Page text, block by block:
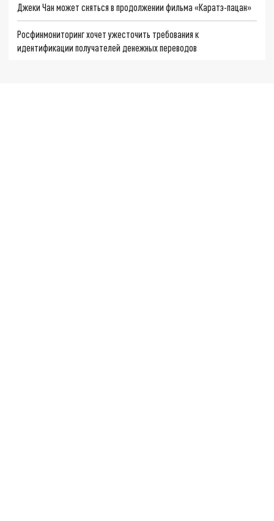
Джеки Чан может сняться в продолжении фильма «Каратэ-пацан»
Росфинмониторинг хочет ужесточить требования к
идентификации получателей денежных переводов